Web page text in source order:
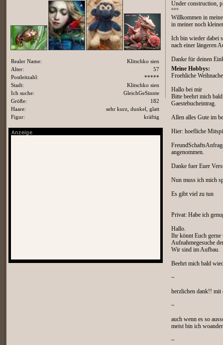
Under construction,
°°°
Willkommen in
in meiner noch
Ich bin wieder dabei
nach einer längeren
Danke für deinen
Meine Hobbys:
Froehliche
Hallo bei mir
Bitte beehrt mich
Gaestebucheintrag.
Allen alles Gute im
Hier: hoefliche
angenommen.
Danke fuer Euer
Nun muss ich mich
Es gibt viel zu tun
Privat: Habe ich
Hallo.
Ihr könnt Euch gerne
Aufnahmegesuche
Wir sind im Aufbau.
Beehrt mich bald
~
herzlichen dank!! mit
~
auch wenn es so
meist bin ich
~
Realer Name:
Klitschko sien
Alter:
57
Postleitzahl:
*****
Stadt:
Klitschko sien
Ich suche:
GleichGeSinnte
Größe:
182
Haare:
sehr kurz, dunkel, glatt
Figur:
kräftig